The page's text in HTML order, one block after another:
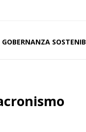
GOBERNANZA